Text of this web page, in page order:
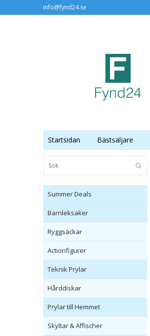
info@fynd24.se
Startsidan Bästsäljare
Summer Deals
Barnleksaker
Ryggsäckar
Actionfigurer
Teknik Prylar
Hårddiskar
Prylar till Hemmet
Skyltar & Affischer